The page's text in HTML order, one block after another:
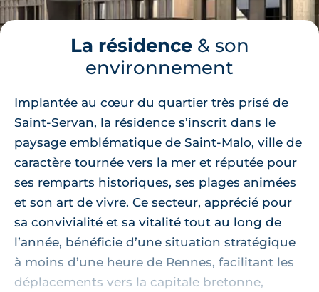
La résidence& son
environnement
Implantée au cœur du quartier très prisé de
Saint-Servan, la résidence s’inscrit dans le
paysage emblématique de Saint-Malo, ville de
caractère tournée vers la mer et réputée pour
ses remparts historiques, ses plages animées
et son art de vivre. Ce secteur, apprécié pour
sa convivialité et sa vitalité tout au long de
l’année, bénéficie d’une situation stratégique
à moins d’une heure de Rennes, facilitant les
déplacements vers la capitale bretonne,